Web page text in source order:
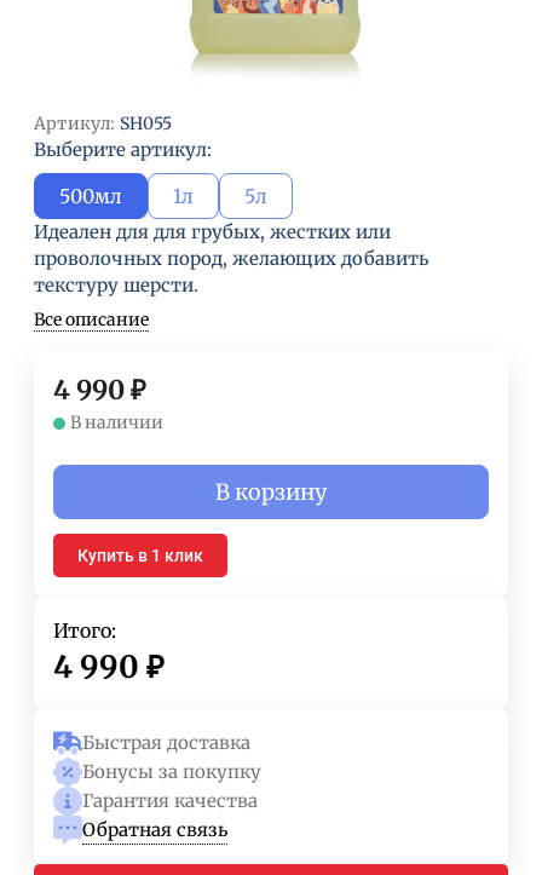
Артикул: SH055
Выберите артикул:
500мл 1л 5л
Идеален для для грубых, жестких или
проволочных пород, желающих добавить
текстуру шерсти.
Все описание
4 990₽
В наличии
В корзину
Купить в 1 клик
Итого:
4 990 ₽
Быстрая доставка
Бонусы за покупку
Гарантия качества
Обратная связь